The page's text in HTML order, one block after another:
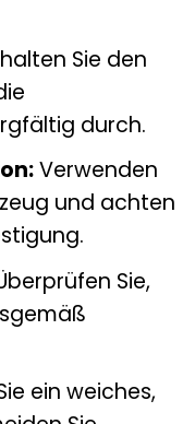
Sie den
durch.
Verwenden
und achten
Sie,
ein weiches,